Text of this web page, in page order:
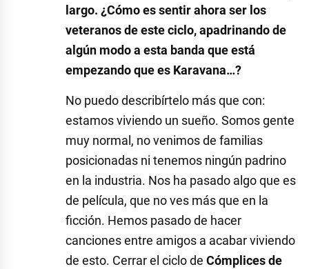
largo. ¿Cómo es sentir ahora ser los
veteranos de este ciclo, apadrinando de
algún modo a esta banda que está
empezando que es Karavana…?
No puedo describírtelo más que con:
estamos viviendo un sueño. Somos gente
muy normal, no venimos de familias
posicionadas ni tenemos ningún padrino
en la industria. Nos ha pasado algo que es
de película, que no ves más que en la
ficción. Hemos pasado de hacer
canciones entre amigos a acabar viviendo
de esto. Cerrar el ciclo de Cómplices de